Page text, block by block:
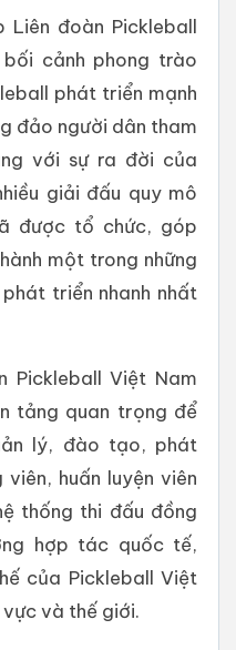
Liên đoàn Pickleball
cảnh phong trào
phát triển mạnh
đảo người dân tham
với sự ra đời của
giải đấu quy mô
được tổ chức, góp
một trong những
triển nhanh nhất
Pickleball Việt Nam
tảng quan trọng để
lý, đào tạo, phát
huấn luyện viên
thống thi đấu đồng
hợp tác quốc tế,
của Pickleball Việt
và thế giới.